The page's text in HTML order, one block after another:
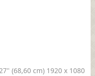
(68,60 cm) 1920 x 1080